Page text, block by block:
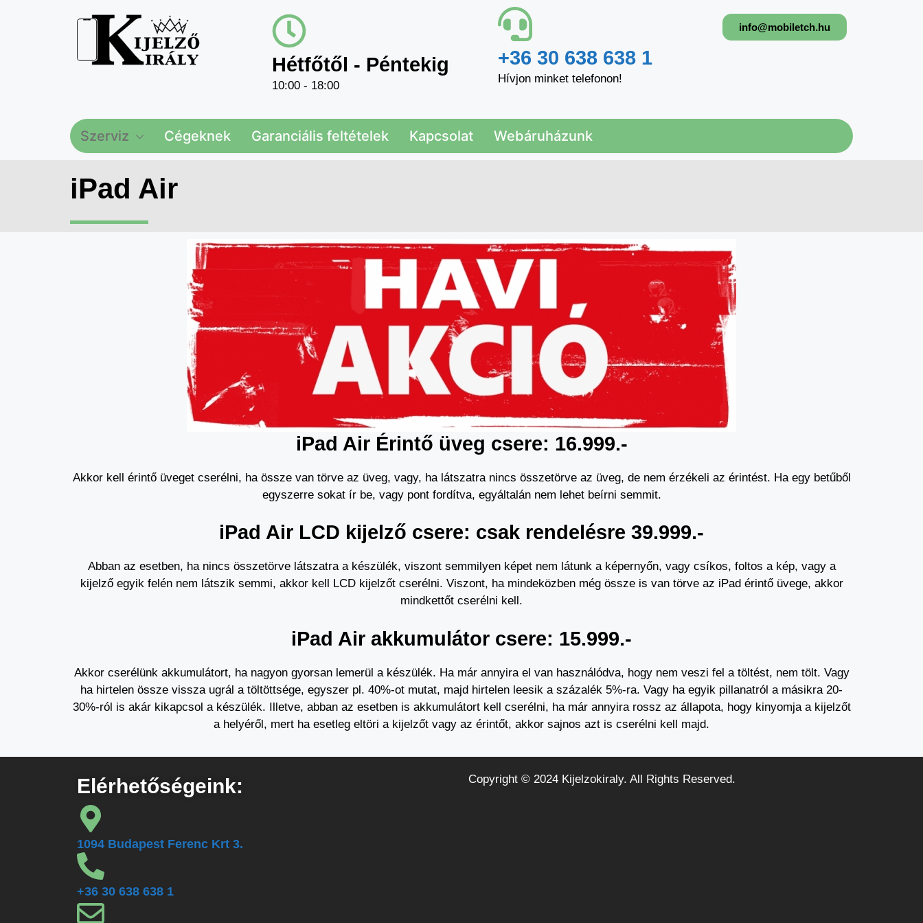
Hétfőtől - Péntekig
10:00 - 18:00
+36 30 638 638 1
Hívjon minket telefonon!
info@mobiletch.hu
Szerviz Cégeknek Garanciális feltételek Kapcsolat Webáruházunk
iPad Air
iPad Air Érintő üveg csere: 16.999.-
Akkor kell érintő üveget cserélni, ha össze van törve az üveg, vagy, ha látszatra nincs összetörve az üveg, de nem érzékeli az érintést. Ha egy betűből
egyszerre sokat ír be, vagy pont fordítva, egyáltalán nem lehet beírni semmit.
iPad Air LCD kijelző csere: csak rendelésre 39.999.-
Abban az esetben, ha nincs összetörve látszatra a készülék, viszont semmilyen képet nem látunk a képernyőn, vagy csíkos, foltos a kép, vagy a
kijelző egyik felén nem látszik semmi, akkor kell LCD kijelzőt cserélni. Viszont, ha mindeközben még össze is van törve az iPad érintő üvege, akkor
mindkettőt cserélni kell.
iPad Air akkumulátor csere: 15.999.-
Akkor cserélünk akkumulátort, ha nagyon gyorsan lemerül a készülék. Ha már annyira el van használódva, hogy nem veszi fel a töltést, nem tölt. Vagy
ha hirtelen össze vissza ugrál a töltöttsége, egyszer pl. 40%-ot mutat, majd hirtelen leesik a százalék 5%-ra. Vagy ha egyik pillanatról a másikra 20-
30%-ról is akár kikapcsol a készülék. Illetve, abban az esetben is akkumulátort kell cserélni, ha már annyira rossz az állapota, hogy kinyomja a kijelzőt
a helyéről, mert ha esetleg eltöri a kijelzőt vagy az érintőt, akkor sajnos azt is cserélni kell majd.
Elérhetőségeink:
1094 Budapest Ferenc Krt 3.
+36 30 638 638 1
Copyright © 2024 Kijelzokiraly. All Rights Reserved.